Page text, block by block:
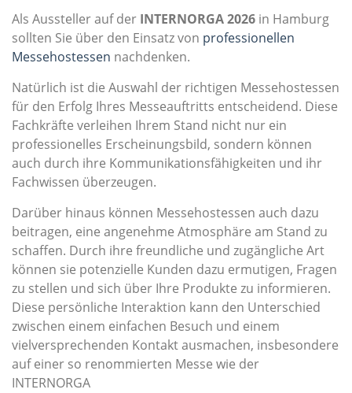
Als Aussteller auf der INTERNORGA 2026 in Hamburg
sollten Sie über den Einsatz von professionellen
Messehostessen nachdenken.
Natürlich ist die Auswahl der richtigen Messehostessen
für den Erfolg Ihres Messeauftritts entscheidend. Diese
Fachkräfte verleihen Ihrem Stand nicht nur ein
professionelles Erscheinungsbild, sondern können
auch durch ihre Kommunikationsfähigkeiten und ihr
Fachwissen überzeugen.
Darüber hinaus können Messehostessen auch dazu
beitragen, eine angenehme Atmosphäre am Stand zu
schaffen. Durch ihre freundliche und zugängliche Art
können sie potenzielle Kunden dazu ermutigen, Fragen
zu stellen und sich über Ihre Produkte zu informieren.
Diese persönliche Interaktion kann den Unterschied
zwischen einem einfachen Besuch und einem
vielversprechenden Kontakt ausmachen, insbesondere
auf einer so renommierten Messe wie der
INTERNORGA